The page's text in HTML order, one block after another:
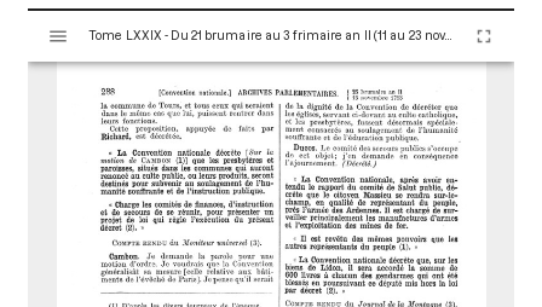
s
Tome LXXIX - Du 21 brumaire au 3 frimaire an II (11 au 23 novembre 1793)